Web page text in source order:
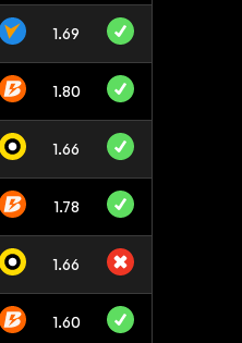
1.69
1.80
1.66
1.78
1.66
1.60